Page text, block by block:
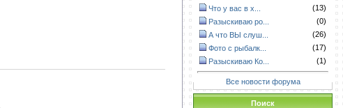
Что у вас в х...
(13)
Разыскиваю ро...
(0)
А что ВЫ слуш...
(26)
Фото с рыбалк...
(17)
Разыскиваю Ко...
(1)
Все новости форума
Поиск